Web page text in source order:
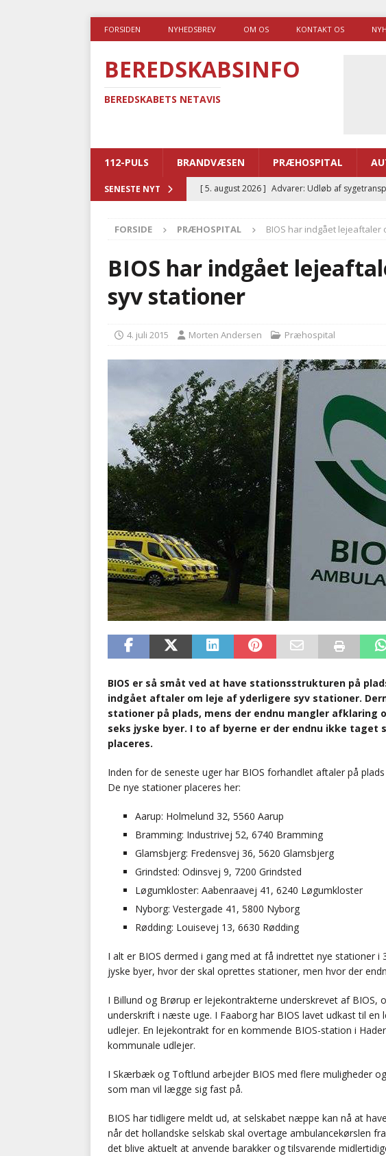
FORSIDEN NYHEDSBREV OM OS KONTAKT OS
BEREDSKABSINFO
BEREDSKABETS NETAVIS
112-PULS BRANDVÆSEN PRÆHOSPITAL
SENESTE NYT [ 5. august 2026 ] Advarer: Udløb af
[ 5. august 2026 ] Ny ambulance og el-
[ 4. august 2026 ]
Brandvæsenerne brugte lidt
BRANDVÆSEN
[ 4. august 2026 ]
POLITI
BRANDVÆSEN
FORSIDE PRÆHOSPITAL BIOS har indgået
BIOS har indgået
syv stationer
4. juli 2015 Morten Andersen Præhospital
BIOS er så småt ved at have stationsstrukturen på
indgået aftaler om leje af yderligere syv stationer.
stationer på plads, mens der endnu mangler
seks jyske byer. I to af byerne er der endnu ikke
placeres.
Inden for de seneste uger har BIOS forhandlet aftaler på
De nye stationer placeres her:
Aarup: Holmelund 32, 5560 Aarup
Bramming: Industrivej 52, 6740 Bramming
Glamsbjerg: Fredensvej 36, 5620 Glamsbjerg
Grindsted: Odinsvej 9, 7200 Grindsted
Løgumkloster: Aabenraavej 41, 6240 Løgumkloster
Nyborg: Vestergade 41, 5800 Nyborg
Rødding: Louisevej 13, 6630 Rødding
I alt er BIOS dermed i gang med at få indrettet nye stationer i
jyske byer, hvor der skal oprettes stationer, men hvor der
I Billund og Brørup er lejekontrakterne underskrevet af BIOS,
underskrift i næste uge. I Faaborg har BIOS lavet udkast til
udlejer. En lejekontrakt for en kommende BIOS-station i
kommunale udlejer.
I Skærbæk og Toftlund arbejder BIOS med flere muligheder
som man vil lægge sig fast på.
BIOS har tidligere meldt ud, at selskabet næppe kan nå at
når det hollandske selskab skal overtage ambulancekørslen
det blive aktuelt at anvende barakker og tilsvarende